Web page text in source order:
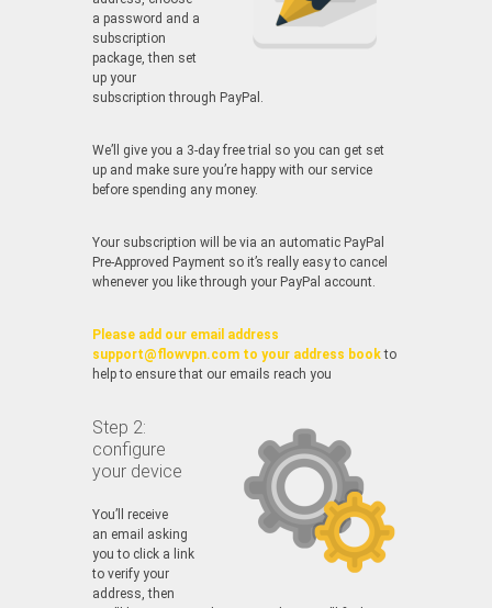
a password and a
subscription
package, then set
up your
subscription through PayPal.
We’ll give you a 3-day free trial so you can get set
up and make sure you’re happy with our service
before spending any money.
Your subscription will be via an automatic PayPal
Pre-Approved Payment so it’s really easy to cancel
whenever you like through your PayPal account.
Please add our email address
support@flowvpn.com to your address bookto
help to ensure that our emails reach you
Step 2:
configure
your device
You’ll receive
an email asking
you to click a link
to verify your
address, then